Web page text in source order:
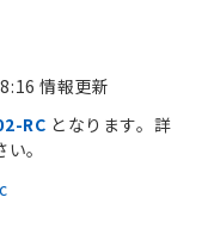
情報更新
RC となります。詳
。